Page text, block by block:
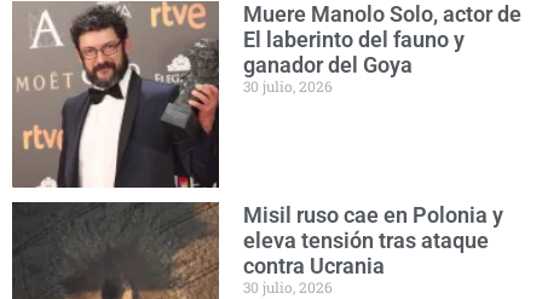
Muere Manolo Solo, actor de
El laberinto del fauno y
ganador del Goya
30 julio, 2026
Misil ruso cae en Polonia y
eleva tensión tras ataque
contra Ucrania
30 julio, 2026